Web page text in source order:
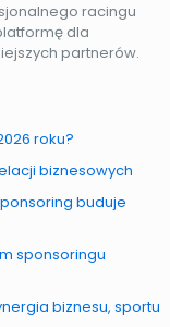
racingu
dla
partnerów.
roku?
biznesowych
buduje
sponsoringu
biznesu, sportu